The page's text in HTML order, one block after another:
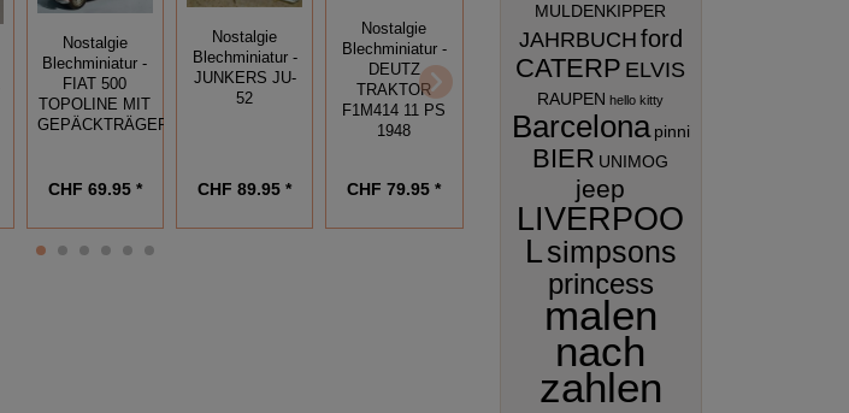
Nostalgie
Blechminiatur -
FIAT 500
TOPOLINE MIT
GEPÄCKTRÄGER
CHF 69.95 *
Nostalgie
Blechminiatur -
JUNKERS JU-
52
CHF 89.95 *
Nostalgie
Blechminiatur -
DEUTZ
TRAKTOR
F1M414 11 PS
1948
CHF 79.95 *
Nostalgie
Blechminiatur -
LAMBRETTA
MOTORROLLER
1950
CHF 69.95 *
Blechminiatur -
CITROEN 2 CV
MULDENKIPPER
JAHRBUCH ford
CATERP ELVIS
RAUPEN hello kitty
Barcelona pinni
BIER UNIMOG
jeep
LIVERPOO
Lsimpsons
princess
malen
nach
zahlen